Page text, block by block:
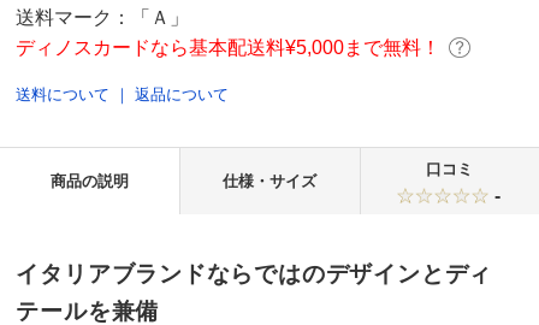
送料マーク：
「Ａ」
ディノスカードなら基本配送料¥5,000まで無料！
送料について ｜返品について
商品の説明 仕様・サイズ
口コミ
-
イタリアブランドならではのデザインとディ
テールを兼備